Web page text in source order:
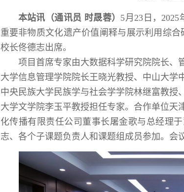
本站讯（通讯员 时晟蓉） 5月23日，
重要非物质文化遗产价值阐释与展示利用综
校长佟德志出席。
项目首席专家由大数据科学研究院院长、
大学信息管理学院院长王晓光教授、中山大学
中央民族大学民族学与社会学学院林继富教
大学文学院李玉平教授担任专家。合作单位
化传播有限责任公司董事长屠金歌与总经理
志、各个子课题负责人和课题组成员参加。会